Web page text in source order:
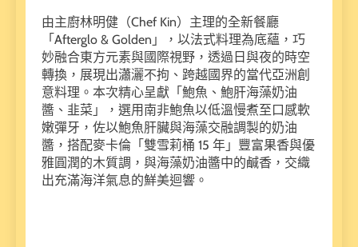
由主廚林明健（Chef Kin）主理的全新餐廳
「Afterglo & Golden」，以法式料理為底蘊，巧
妙融合東方元素與國際視野，透過日與夜的時空
轉換，展現出瀟灑不拘、跨越國界的當代亞洲創
意料理。本次精心呈獻「鮑魚、鮑肝海藻奶油
醬、韭菜」，選用南非鮑魚以低溫慢煮至口感軟
嫩彈牙，佐以鮑魚肝臟與海藻交融調製的奶油
醬，搭配麥卡倫「雙雪莉桶 15 年」豐富果香與優
雅圓潤的木質調，與海藻奶油醬中的鹹香，交織
出充滿海洋氣息的鮮美迴響。